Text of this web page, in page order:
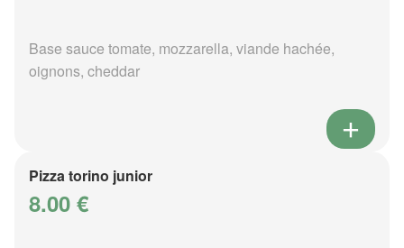
Base sauce tomate, mozzarella, viande hachée,
oignons, cheddar
Pizza torino junior
8.00 €